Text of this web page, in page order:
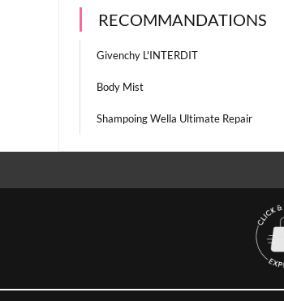
RECOMMANDATIONS
Givenchy L'INTERDIT
Body Mist
Shampoing Wella Ultimate Repair